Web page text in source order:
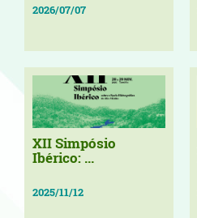
2026/07/07
XII Simpósio
Ibérico: ...
2025/11/12